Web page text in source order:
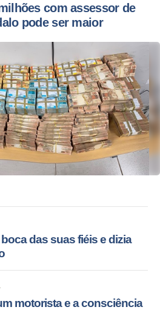
com assessor de
pode ser maior
das suas fiéis e dizia
motorista e a consciência